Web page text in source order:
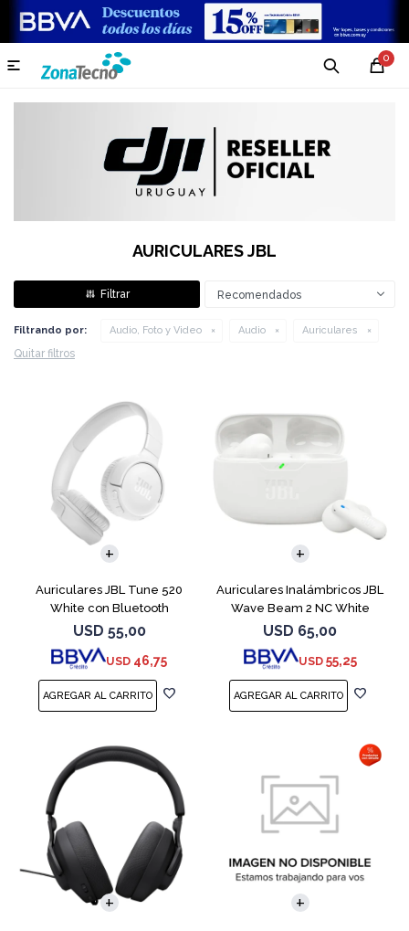
0

AURICULARES JBL
Recomendados
Filtrando por: Audio, Foto y Video Audio Auriculares
Quitar filtros
Auriculares JBL Tune 520
White con Bluetooth
USD 55,00
USD 46,75
Auriculares Inalámbricos JBL
Wave Beam 2 NC White
USD 65,00
USD 55,25